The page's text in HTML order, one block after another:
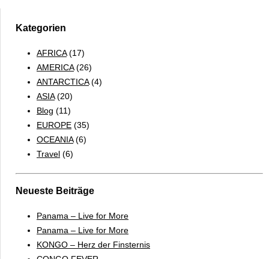
Kategorien
AFRICA(17)
AMERICA(26)
ANTARCTICA(4)
ASIA(20)
Blog (11)
EUROPE (35)
OCEANIA(6)
Travel (6)
Neueste Beiträge
Panama – Live for More
Panama – Live for More
KONGO – Herz der Finsternis